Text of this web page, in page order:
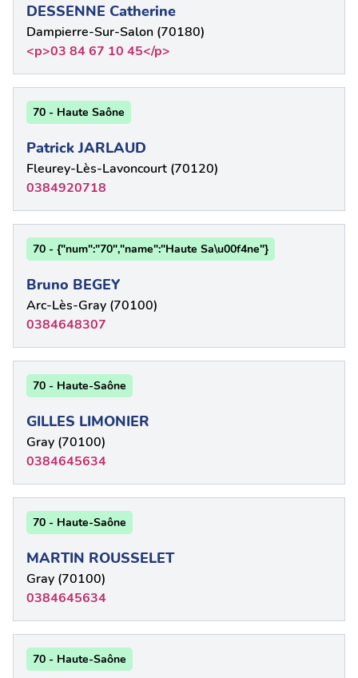
DESSENNE Catherine
Dampierre-Sur-Salon (70180)
<p>03 84 67 10 45</p>
70 - Haute Saône
Patrick JARLAUD
Fleurey-Lès-Lavoncourt (70120)
0384920718
70 - {"num":"70","name":"Haute Sa\u00f4ne"}
Bruno BEGEY
Arc-Lès-Gray (70100)
0384648307
70 - Haute-Saône
GILLES LIMONIER
Gray (70100)
0384645634
70 - Haute-Saône
MARTIN ROUSSELET
Gray (70100)
0384645634
70 - Haute-Saône